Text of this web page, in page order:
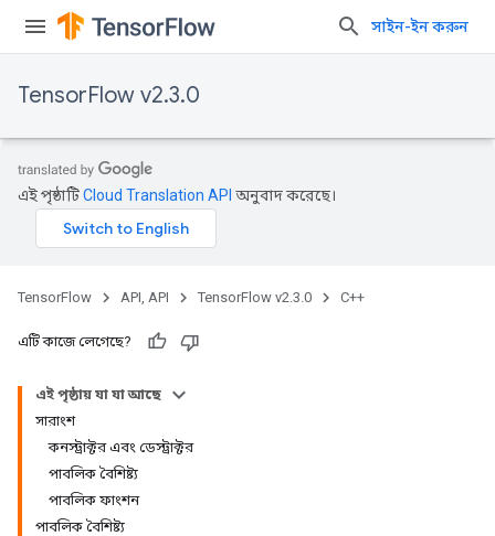
সাইন-ইন করুন
TensorFlow v2.3.0
এই পৃষ্ঠাটিCloud Translation API অনুবাদ করেছে।
TensorFlow API, API TensorFlow v2.3.0 C++
এটি কাজে লেগেছে?
এই পৃষ্ঠায় যা যা আছে
সারাংশ
কনস্ট্রাক্টর এবং ডেস্ট্রাক্টর
পাবলিক বৈশিষ্ট্য
পাবলিক ফাংশন
পাবলিক বৈশিষ্ট্য